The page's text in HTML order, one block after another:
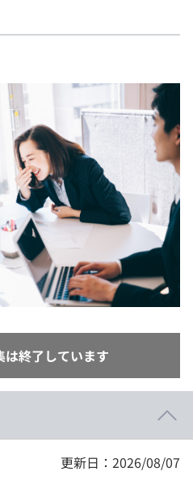
は終了しています
更新日：2026/08/07